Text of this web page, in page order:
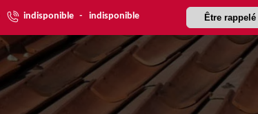
indisponible - indisponible Être rappelé